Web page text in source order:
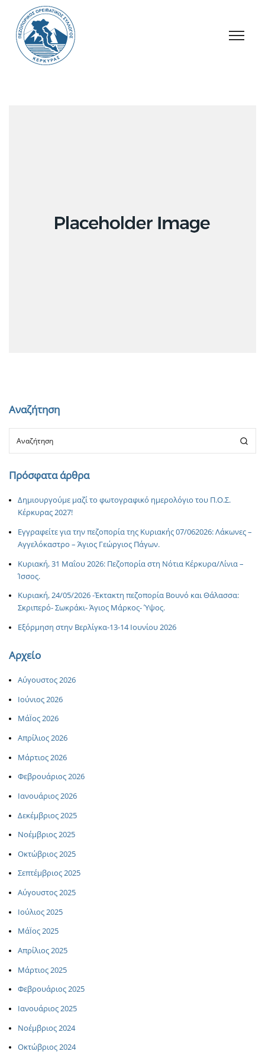
Αναζήτηση
Πρόσφατα άρθρα
Δημιουργούμε μαζί το φωτογραφικό ημερολόγιο του Π.Ο.Σ.
Κέρκυρας 2027!
Εγγραφείτε για την πεζοπορία της Κυριακής 07/062026: Λάκωνες –
Αγγελόκαστρο – Άγιος Γεώργιος Πάγων.
Κυριακή, 31 Μαΐου 2026: Πεζοπορία στη Νότια Κέρκυρα/Λίνια –
Ίσσος.
Κυριακή, 24/05/2026 -Έκτακτη πεζοπορία Βουνό και Θάλασσα:
Σκριπερό- Σωκράκι- Άγιος Μάρκος- Ύψος.
Εξόρμηση στην Βερλίγκα-13-14 Ιουνίου 2026
Αρχείο
Αύγουστος 2026
Ιούνιος 2026
ΜάΪος 2026
Απρίλιος 2026
Μάρτιος 2026
Φεβρουάριος 2026
Ιανουάριος 2026
Δεκέμβριος 2025
Νοέμβριος 2025
Οκτώβριος 2025
Σεπτέμβριος 2025
Αύγουστος 2025
Ιούλιος 2025
ΜάΪος 2025
Απρίλιος 2025
Μάρτιος 2025
Φεβρουάριος 2025
Ιανουάριος 2025
Νοέμβριος 2024
Οκτώβριος 2024